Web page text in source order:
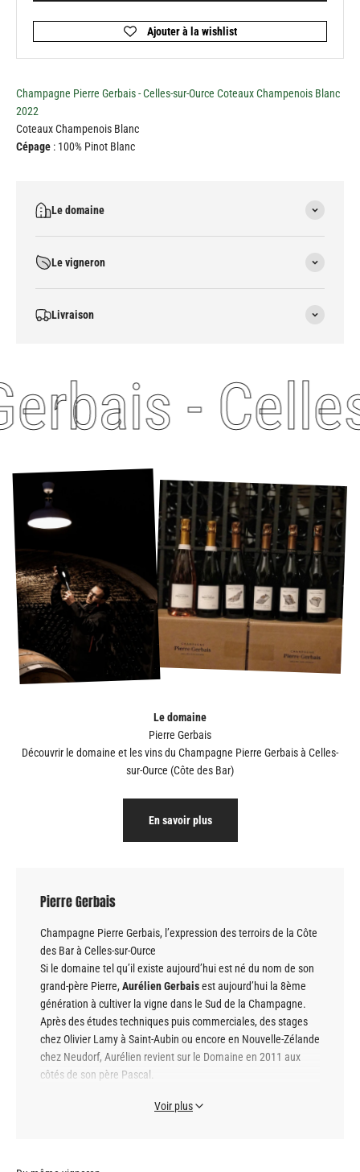
Champagne Pierre Gerbais - Celles-sur-Ource Coteaux Champenois Blanc
2022
Coteaux Champenois Blanc
Cépage : 100% Pinot Blanc
Le domaine
Le vigneron
Livraison
-
Le domaine
Découvrir le domaine et les vins du Champagne Pierre Gerbais à Celles-
sur-Ource (Côte des Bar)
En savoir plus
Pierre Gerbais
Champagne Pierre Gerbais, l’expression des terroirs de la Côte
des Bar à Celles-sur-Ource
Si le domaine tel qu’il existe aujourd’hui est né du nom de son
grand-père Pierre,Aurélien Gerbaisest aujourd’hui la 8ème
génération à cultiver la vigne dans le Sud de la Champagne.
Après des études techniques puis commerciales, des stages
chez Olivier Lamy à Saint-Aubin ou encore en Nouvelle-Zélande
chez Neudorf, Aurélien revient sur le Domaine en 2011 aux
côtés de son père Pascal.
et 4 dePinot Blanc
Voir plus